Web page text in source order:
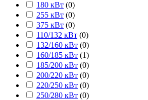
180 кВт (0)
255 кВт (0)
375 кВт (0)
110/132 кВт (0)
132/160 кВт (0)
160/185 кВт (1)
185/200 кВт (0)
200/220 кВт (0)
220/250 кВт (0)
250/280 кВт (0)